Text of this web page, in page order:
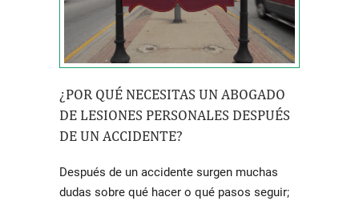
¿POR QUÉ NECESITAS UN ABOGADO
DE LESIONES PERSONALES DESPUÉS
DE UN ACCIDENTE?
Después de un accidente surgen muchas
dudas sobre qué hacer o qué pasos seguir;